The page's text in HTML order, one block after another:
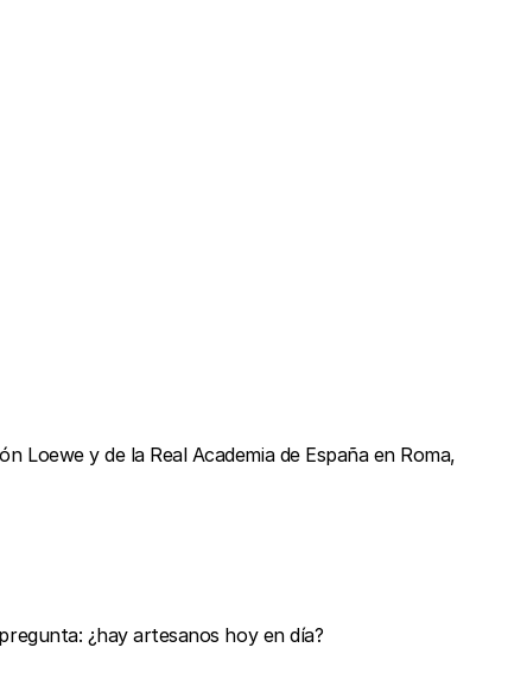
y de la Real Academia de España en Roma,
¿hay artesanos hoy en día?